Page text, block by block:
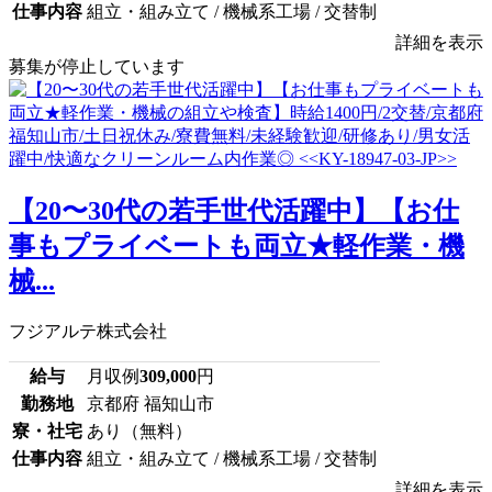
仕事内容 組立・組み立て / 機械系工場 / 交替制
詳細を表示
募集が停止しています
【20〜30代の若手世代活躍中】【お仕
事もプライベートも両立★軽作業・機
械...
フジアルテ株式会社
給与 月収例309,000円
勤務地
京都府 福知山市
寮・社宅 あり（無料）
仕事内容 組立・組み立て / 機械系工場 / 交替制